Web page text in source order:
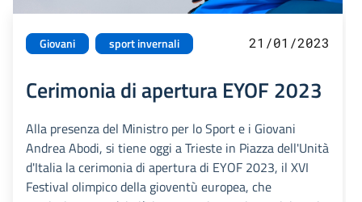
Giovani sport invernali 21/01/2023
Cerimonia di apertura EYOF 2023
Alla presenza del Ministro per lo Sport e i Giovani
Andrea Abodi, si tiene oggi a Trieste in Piazza dell'Unità
d'Italia la cerimonia di apertura di EYOF 2023, il XVI
Festival olimpico della gioventù europea, che